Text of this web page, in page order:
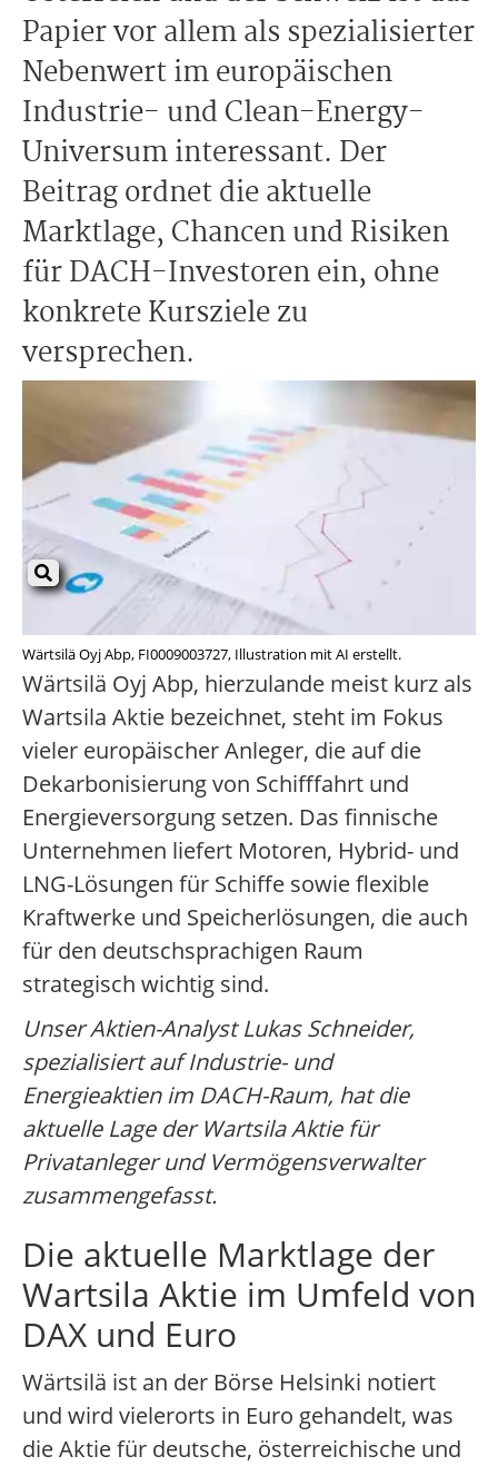
Papier vor allem als spezialisierter
Nebenwert im europäischen
Industrie- und Clean-Energy-
Universum interessant. Der
Beitrag ordnet die aktuelle
Marktlage, Chancen und Risiken
für DACH-Investoren ein, ohne
konkrete Kursziele zu
versprechen.
Wärtsilä Oyj Abp, FI0009003727, Illustration mit AI erstellt.
Wärtsilä Oyj Abp, hierzulande meist kurz als
Wartsila Aktie bezeichnet, steht im Fokus
vieler europäischer Anleger, die auf die
Dekarbonisierung von Schifffahrt und
Energieversorgung setzen. Das finnische
Unternehmen liefert Motoren, Hybrid- und
LNG-Lösungen für Schiffe sowie flexible
Kraftwerke und Speicherlösungen, die auch
für den deutschsprachigen Raum
strategisch wichtig sind.
Unser Aktien-Analyst Lukas Schneider,
spezialisiert auf Industrie- und
Energieaktien im DACH-Raum, hat die
aktuelle Lage der Wartsila Aktie für
Privatanleger und Vermögensverwalter
zusammengefasst.
Die aktuelle Marktlage der
Wartsila Aktie im Umfeld von
DAX und Euro
Wärtsilä ist an der Börse Helsinki notiert
und wird vielerorts in Euro gehandelt, was
die Aktie für deutsche, österreichische und